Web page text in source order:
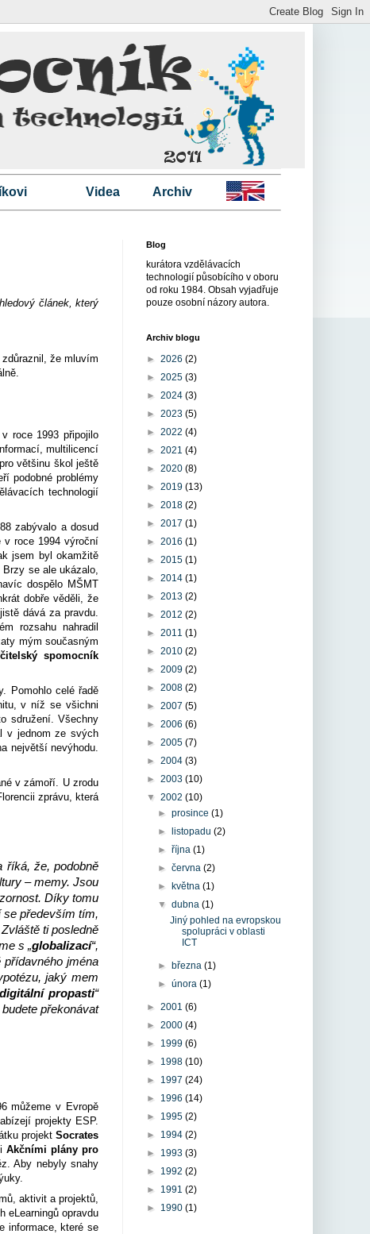
Videa Archiv
článek, který
že mluvím
roce 1993 připojilo
multilicencí
většinu škol ještě
podobné problémy
technologií
zabývalo a dosud
v roce 1994 výroční
jsem byl okamžitě
se ale ukázalo,
dospělo MŠMT
dobře věděli, že
dává za pravdu.
rozsahu nahradil
mým současným
spomocník
Pomohlo celé řadě
v níž se všichni
sdružení. Všechny
v jednom ze svých
největší nevýhodu.
v zámoří. U zrodu
zprávu, která
říká, že, podobně
– memy. Jsou
Díky tomu
se především tím,
ti posledně
s „globalizací“,
přídavného jména
jaký mem
propasti“
překonávat
můžeme v Evropě
projekty ESP.
projekt Socrates
Akčními plány pro
Aby nebyly snahy
aktivit a projektů,
eLearningů opravdu
informace, které se
Blog
kurátora vzdělávacích
technologií působícího v oboru
od roku 1984. Obsah vyjadřuje
pouze osobní názory autora.
Archiv blogu
► 2026 (2)
► 2025 (3)
► 2024 (3)
► 2023 (5)
► 2022 (4)
► 2021 (4)
► 2020 (8)
► 2019 (13)
► 2018 (2)
► 2017 (1)
► 2016 (1)
► 2015 (1)
► 2014 (1)
► 2013 (2)
► 2012 (2)
► 2011 (1)
► 2010 (2)
► 2009 (2)
► 2008 (2)
► 2007 (5)
► 2006 (6)
► 2005 (7)
► 2004 (3)
► 2003 (10)
▼ 2002 (10)
►prosince(1)
►
listopadu(2)
►října(1)
►června(2)
► května(1)
▼dubna(1)
Jiný pohled na evropskou
spolupráci v oblasti
ICT
► března(1)
►února(1)
► 2001 (6)
► 2000 (4)
► 1999 (6)
► 1998 (10)
► 1997 (24)
► 1996 (14)
► 1995 (2)
► 1994 (2)
► 1993 (3)
► 1992 (2)
► 1991 (2)
► 1990 (1)